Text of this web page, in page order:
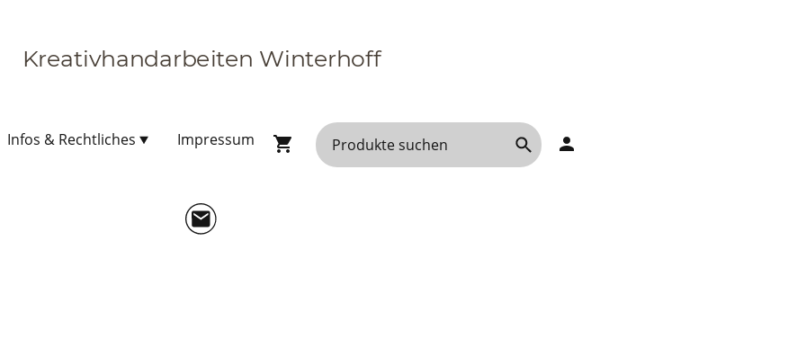
Kreativhandarbeiten Winterhoff
Infos & Rechtliches Impressum